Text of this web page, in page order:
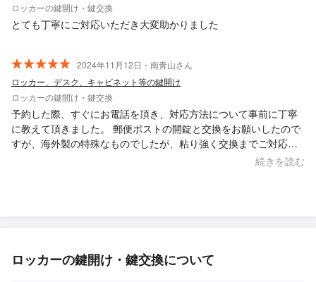
ロッカーの鍵開け・鍵交換
とても丁寧にご対応いただき大変助かりました
2024年11月12日・南青山さん
ロッカー、デスク、キャビネット等の鍵開け
ロッカーの鍵開け・鍵交換
予約した際、すぐにお電話を頂き、対応方法について事前に丁寧
に教えて頂きました。 郵便ポストの開錠と交換をお願いしたので
すが、海外製の特殊なものでしたが、粘り強く交換までご対応し
ていただけました。 助かりました、ありがとうございます！続きを読む
ロッカーの鍵開け・鍵交換について